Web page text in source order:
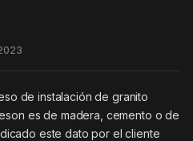
de instalación de granito
es de madera, cemento o de
este dato por el cliente